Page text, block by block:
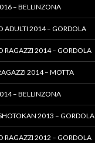
– BELLINZONA
ADULTI 2014 – GORDOLA
RAGAZZI 2014 – GORDOLA
2014 – MOTTA
– BELLINZONA
2013 – GORDOLA
RAGAZZI 2012 – GORDOLA